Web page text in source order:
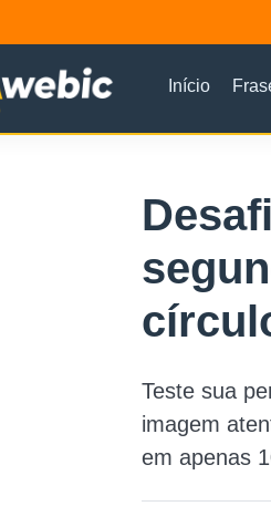
Início
Teste sua
imagem
em apenas